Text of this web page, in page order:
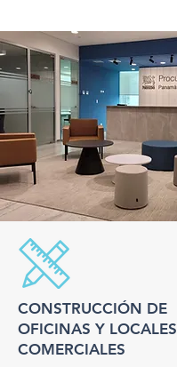
CONSTRUCCIÓN DE
OFICINAS Y LOCALES
COMERCIALES